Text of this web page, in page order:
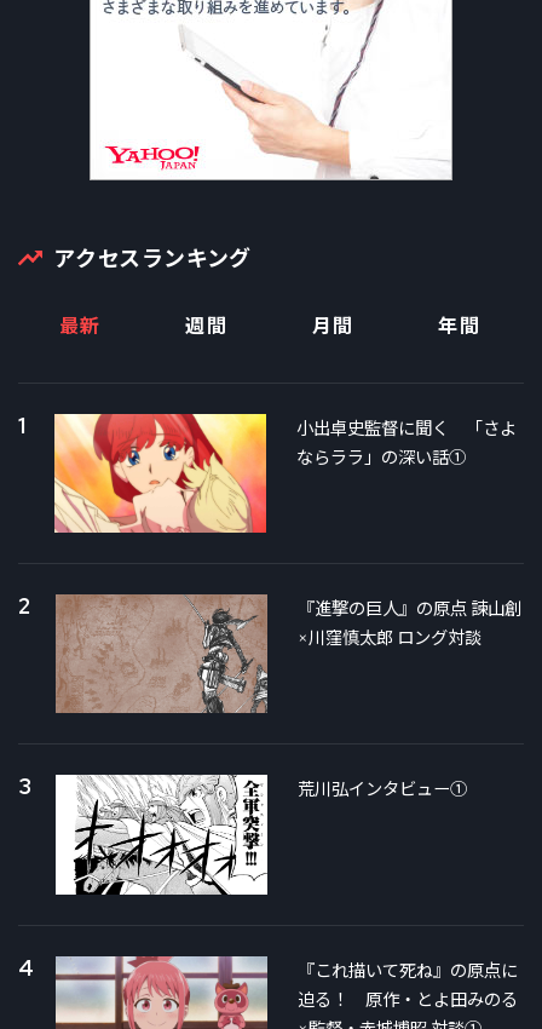
アクセスランキング
最新 週間 月間 年間
1
小出卓史監督に聞く 「さよ
ならララ」の深い話①
2
『進撃の巨人』の原点 諫山創
×川窪慎太郎 ロング対談
3 荒川弘インタビュー①
4
『これ描いて死ね』の原点に
迫る！ 原作・とよ田みのる